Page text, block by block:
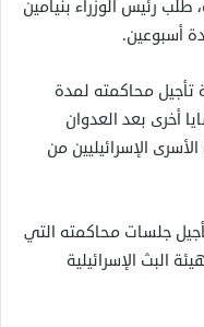
طلب رئيس الوزراء بنيامين
أسبوعين.
تأجيل محاكمته لمدة
أخرى بعد العدوان
الإسرائيليين من
جلسات محاكمته التي
البث الإسرائيلية